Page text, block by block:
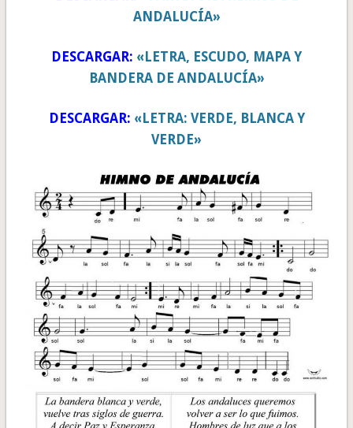
ANDALUCÍA»
DESCARGAR: «LETRA, ESCUDO, MAPA Y
BANDERA DE ANDALUCÍA»
DESCARGAR: «LETRA: VERDE, BLANCA Y
VERDE»